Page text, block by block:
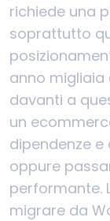
richiede una
soprattutto
anno migliaia
davanti a
un
dipendenze
oppure
performante.
migrare da